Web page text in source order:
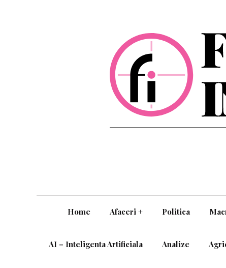
Home Afaceri + Politica
AI – Inteligenta Artificiala Analize